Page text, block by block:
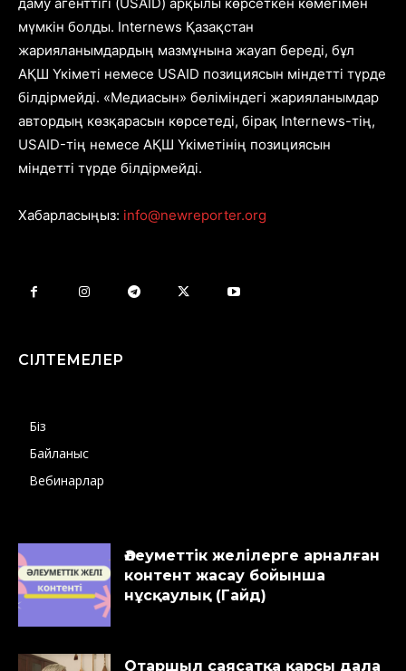
мүмкін болды. Internews Қазақстан
жарияланымдардың мазмұнына жауап береді, бұл
АҚШ Үкіметі немесе USAID позициясын міндетті түрде
білдірмейді. «Медиасын» бөліміндегі жарияланымдар
автордың көзқарасын көрсетеді, бірақ Internews-тің,
USAID-тің немесе АҚШ Үкіметінің позициясын
міндетті түрде білдірмейді.
Хабарласыңыз: info@newreporter.org
СІЛТЕМЕЛЕР
Біз
Байланыс
Вебинарлар
Әлеуметтік желілерге арналған
контент жасау бойынша
нұсқаулық (Гайд)
Отаршыл саясатқа қарсы дала